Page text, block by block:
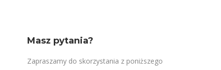
Masz pytania?
Zapraszamy do skorzystania z poniższego